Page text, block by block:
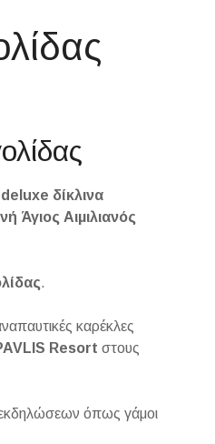
δίκλινα
Άγιος Αιμιλιανός
.
καρέκλες
Resort στους
όπως γάμοι